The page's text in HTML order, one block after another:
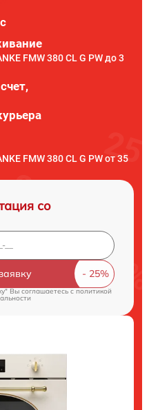
FMW 380 CL G PW до 3
FMW 380 CL G PW от 35
со
Вы соглашаетесь cполитикой